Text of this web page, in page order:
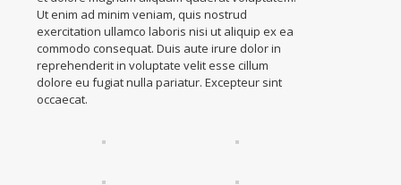
Ut enim ad minim veniam, quis nostrud
exercitation ullamco laboris nisi ut aliquip ex ea
commodo consequat. Duis aute irure dolor in
reprehenderit in voluptate velit esse cillum
dolore eu fugiat nulla pariatur. Excepteur sint
occaecat.